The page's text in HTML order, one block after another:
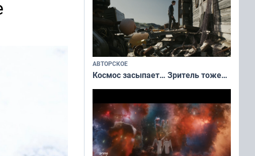
АВТОРСКОЕ
Космос засыпает… Зритель тоже…